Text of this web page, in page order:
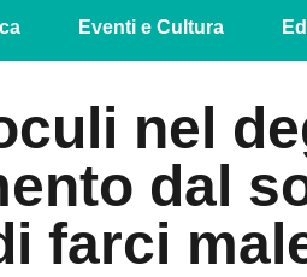
Eventi e Cultura
nel
dal
farci